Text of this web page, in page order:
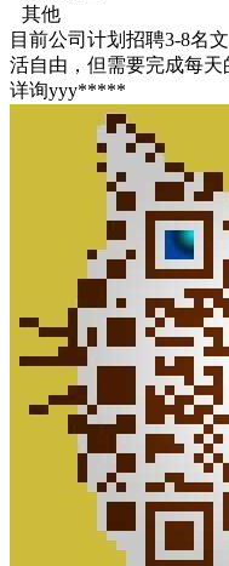
其他
目前公司计划招聘3-8名
活自由，但需要完成每天
详询yyy*****